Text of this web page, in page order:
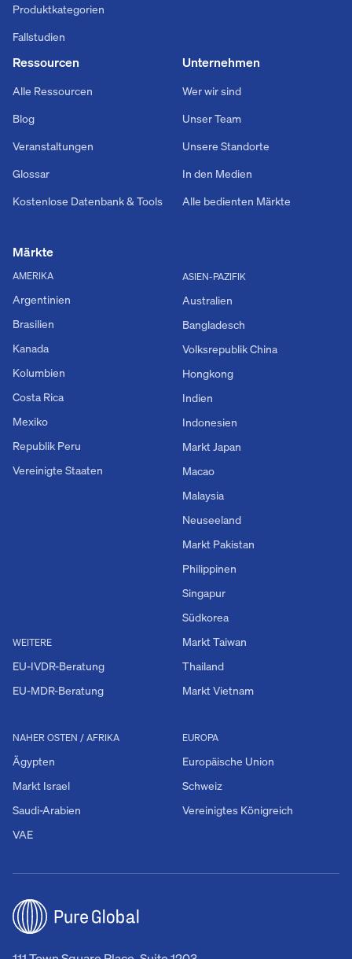
Produktkategorien
Fallstudien
Ressourcen
Alle Ressourcen
Blog
Veranstaltungen
Glossar
Kostenlose Datenbank & Tools
Unternehmen
Wer wir sind
Unser Team
Unsere Standorte
In den Medien
Alle bedienten Märkte
Märkte
AMERIKA
Argentinien
Brasilien
Kanada
Kolumbien
Costa Rica
Mexiko
Republik Peru
Vereinigte Staaten
WEITERE
EU-IVDR-Beratung
EU-MDR-Beratung
EUROPA
Europäische Union
Schweiz
Vereinigtes Königreich
NAHER OSTEN / AFRIKA
Ägypten
Markt Israel
Saudi-Arabien
VAE
ASIEN-PAZIFIK
Australien
Bangladesch
Volksrepublik China
Hongkong
Indien
Indonesien
Markt Japan
Macao
Malaysia
Neuseeland
Markt Pakistan
Philippinen
Singapur
Südkorea
Markt Taiwan
Thailand
Markt Vietnam